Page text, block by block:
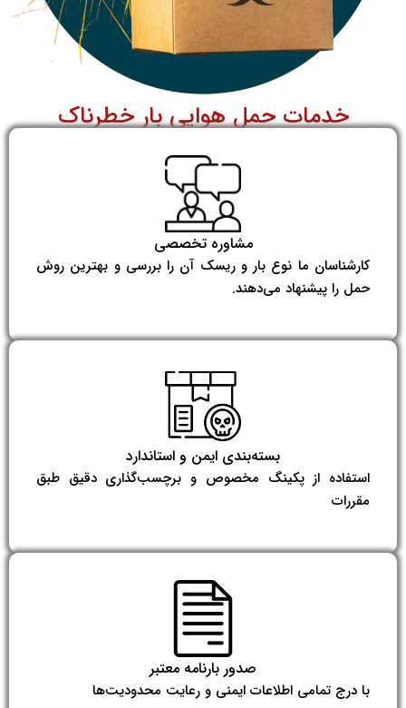
خدمات حمل هوایی بار خطرناک
مشاوره تخصصی
کارشناسان ما نوع بار و ریسک آن را بررسی و بهترین روش
حمل را پیشنهاد می‌دهند.
بسته‌بندی ایمن و استاندارد
استفاده از پکینگ مخصوص و برچسب‌گذاری دقیق طبق
مقررات
صدور بارنامه معتبر
با درج تمامی اطلاعات ایمنی و رعایت محدودیت‌ها